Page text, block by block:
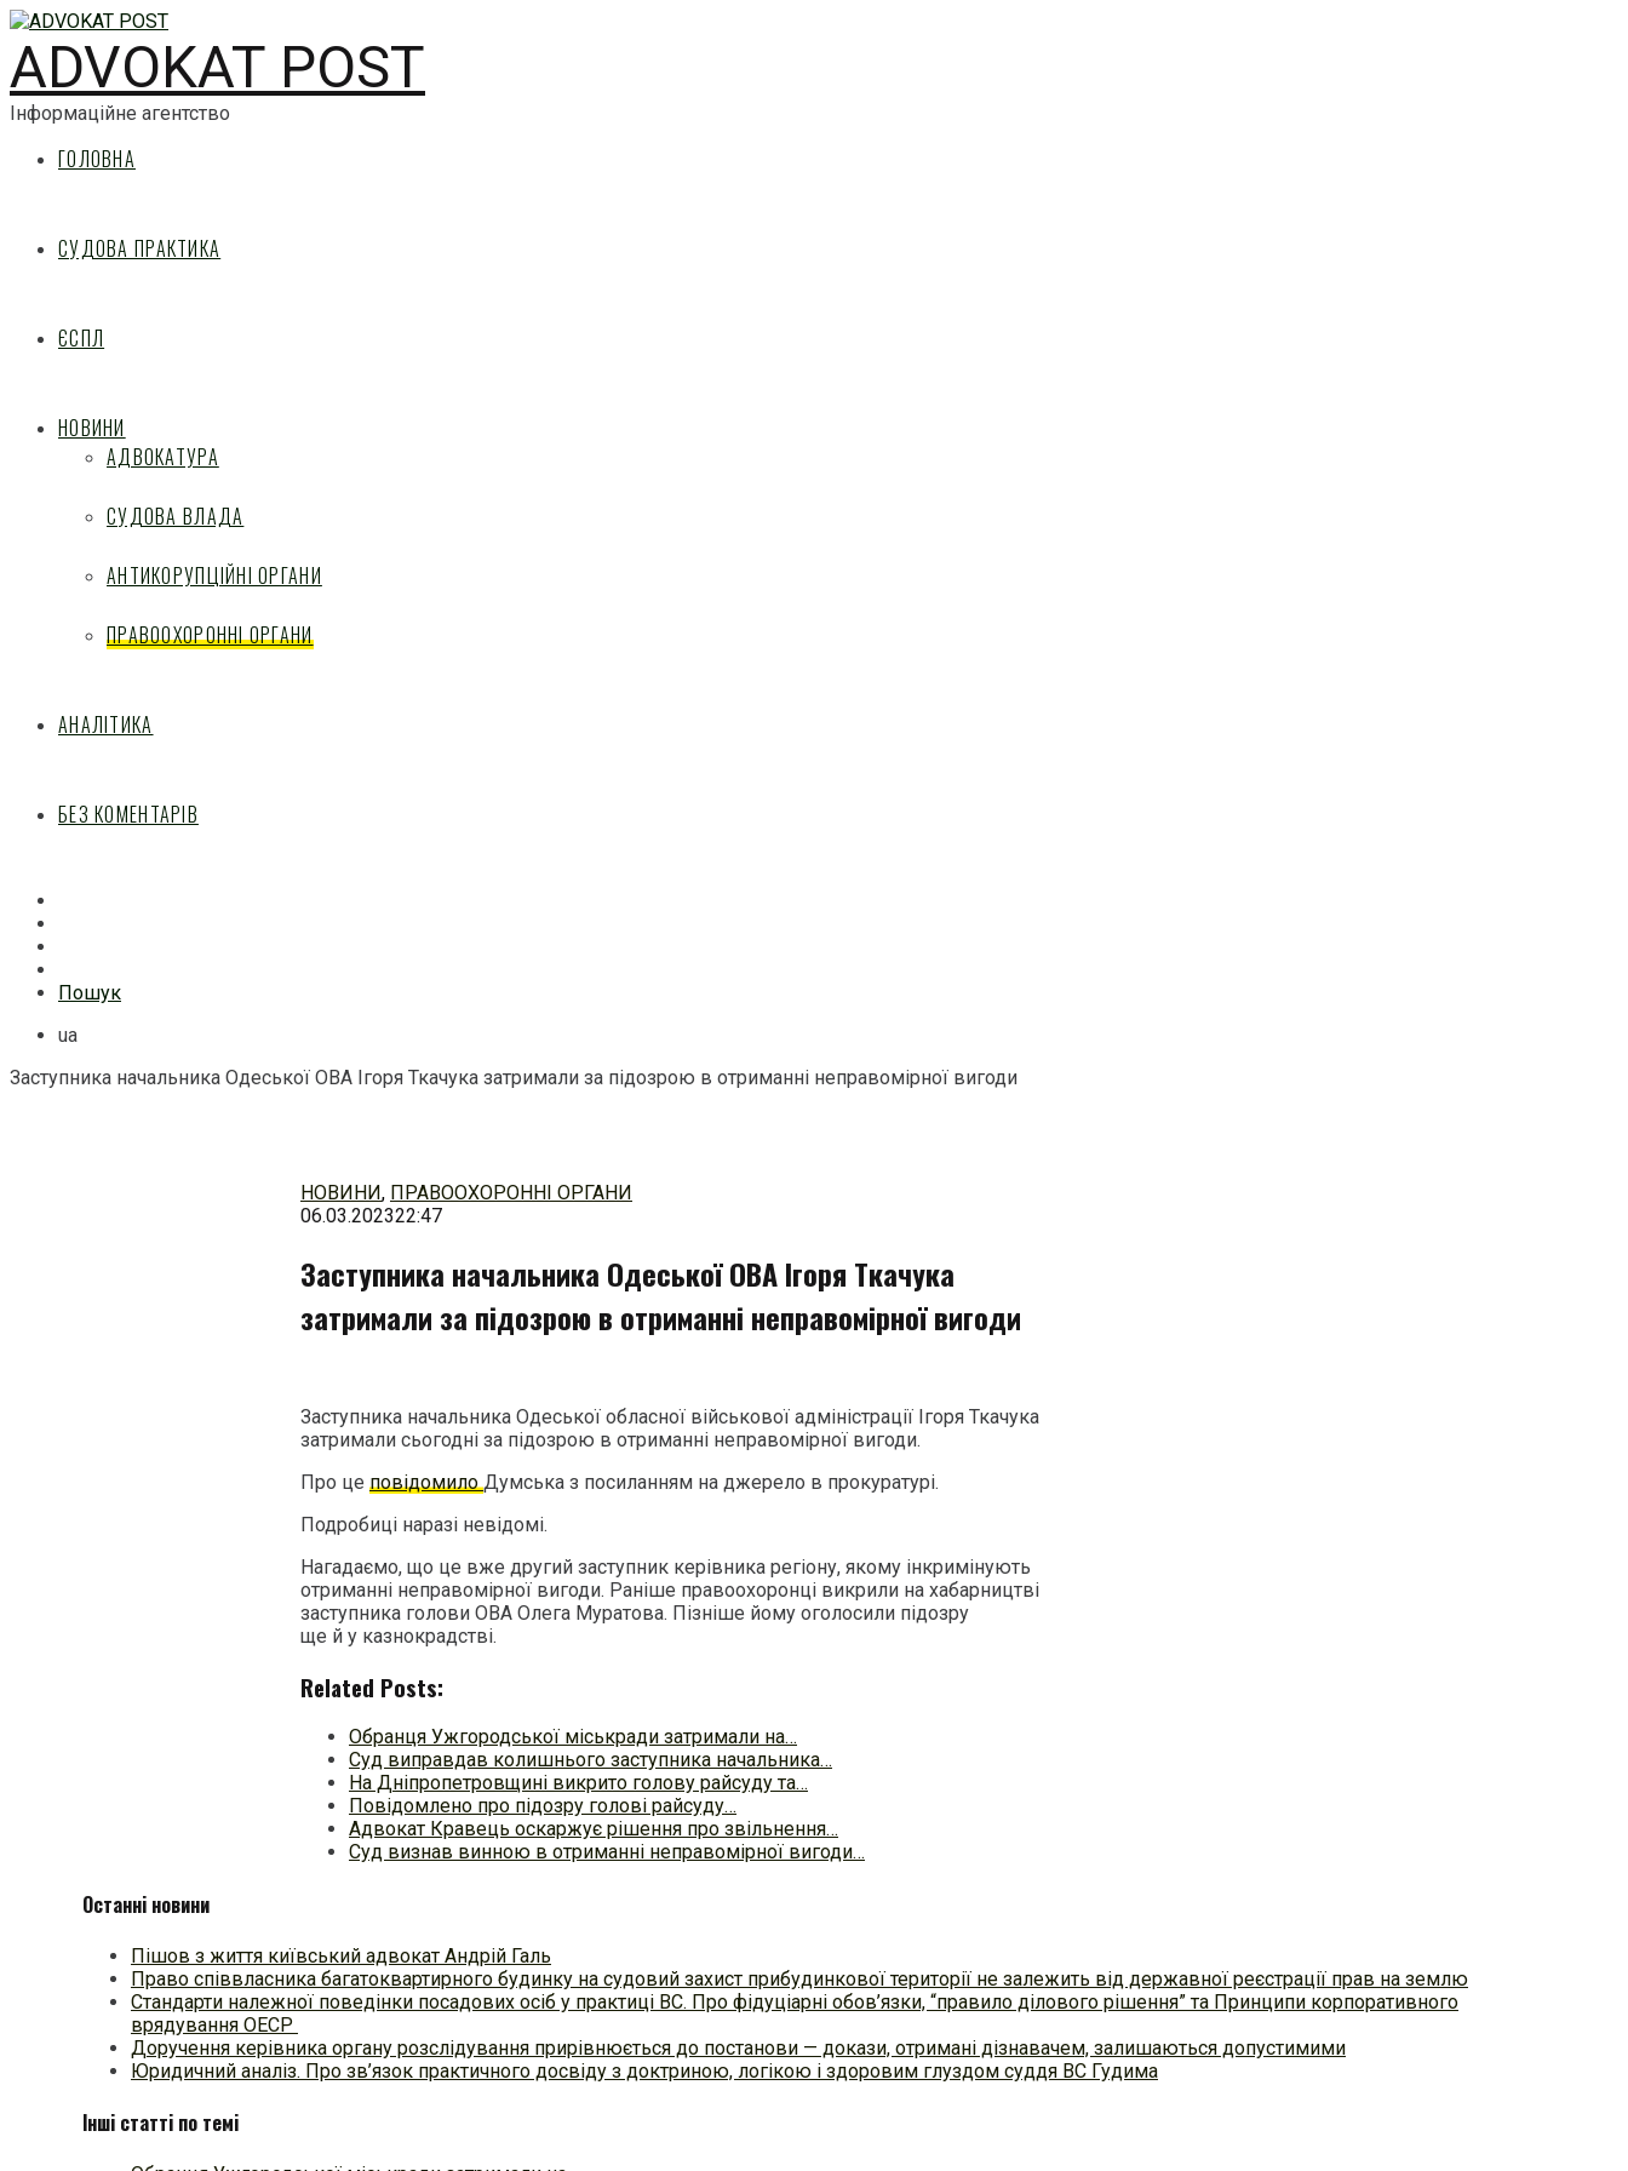
ADVOKAT POST
Інформаційне агентство
ГОЛОВНА
СУДОВА ПРАКТИКА
ЄСПЛ
НОВИНИ
АДВОКАТУРА
СУДОВА ВЛАДА
АНТИКОРУПЦІЙНІ ОРГАНИ
ПРАВООХОРОННІ ОРГАНИ
АНАЛІТИКА
БЕЗ КОМЕНТАРІВ
Пошук
ua
Заступника начальника Одеської ОВА Ігоря Ткачука затримали за підозрою в отриманні неправомірної вигоди
НОВИНИ, ПРАВООХОРОННІ ОРГАНИ
06.03.202322:47
Заступника начальника Одеської ОВА Ігоря Ткачука
затримали за підозрою в отриманні неправомірної вигоди
Заступника начальника Одеської обласної військової адміністрації Ігоря Ткачука
затримали сьогодні за підозрою в отриманні неправомірної вигоди.
Про це повідомилоДумська з посиланням на джерело в прокуратурі.
Подробиці наразі невідомі.
Нагадаємо, що це вже другий заступник керівника регіону, якому інкримінують
отриманні неправомірної вигоди. Раніше правоохоронці викрили на хабарництві
заступника голови ОВА Олега Муратова. Пізніше йому оголосили підозру
ще й у казнокрадстві.
Related Posts:
Обранця Ужгородської міськради затримали на…
Суд виправдав колишнього заступника начальника…
На Дніпропетровщині викрито голову райсуду та…
Повідомлено про підозру голові райсуду…
Адвокат Кравець оскаржує рішення про звільнення…
Суд визнав винною в отриманні неправомірної вигоди…
Останні новини
Пішов з життя київський адвокат Андрій Галь
Право співвласника багатоквартирного будинку на судовий захист прибудинкової території не залежить від державної реєстрації прав на землю
Стандарти належної поведінки посадових осіб у практиці ВC. Про фідуціарні обов’язки, “правило ділового рішення” та Принципи корпоративного
врядування ОЕСР
Доручення керівника органу розслідування прирівнюється до постанови — докази, отримані дізнавачем, залишаються допустимими
Юридичний аналіз. Про зв’язок практичного досвіду з доктриною, логікою і здоровим глуздом суддя ВС Гудима
Інші статті по темі